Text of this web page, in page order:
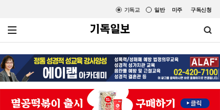
미주 구독신청
일반
기독교